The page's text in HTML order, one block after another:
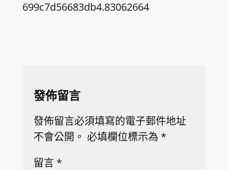
699c7d56683db4.83062664
發佈留言
發佈留言必須填寫的電子郵件地址
不會公開。 必填欄位標示為 *
留言 *